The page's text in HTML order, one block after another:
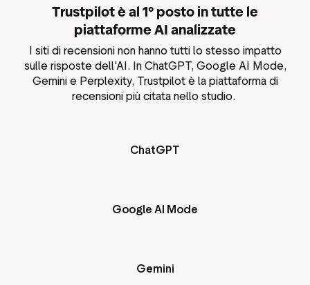
Trustpilot è al 1° posto in tutte le
piattaforme AI analizzate
I siti di recensioni non hanno tutti lo stesso impatto
sulle risposte dell'AI. In ChatGPT, Google AI Mode,
Gemini e Perplexity, Trustpilot è la piattaforma di
recensioni più citata nello studio.
ChatGPT
Google AI Mode
Gemini